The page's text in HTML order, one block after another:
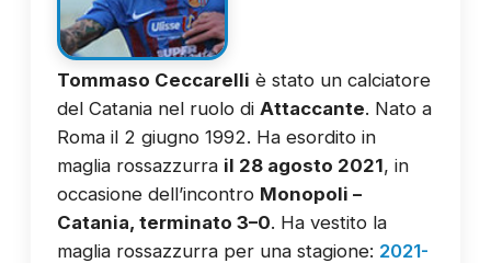
Tommaso Ceccarelli è stato un calciatore
del Catania nel ruolo di Attaccante. Nato a
Roma il 2 giugno 1992. Ha esordito in
maglia rossazzurra il 28 agosto 2021, in
occasione dell’incontro Monopoli –
Catania, terminato 3–0. Ha vestito la
maglia rossazzurra per una stagione: 2021-